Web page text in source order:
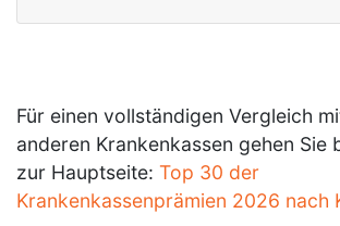
Für einen vollständigen Vergleich
anderen Krankenkassen gehen Sie
zur Hauptseite: Top 30 der
Krankenkassenprämien 2026 nach